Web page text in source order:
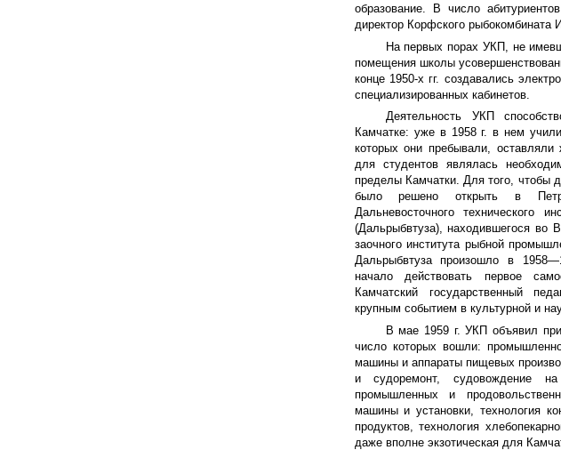
образование. В число
директор Корфского рыбокомбината
На первых порах УКП, не
помещения школы
конце 1950-х гг. создавались
специализированных кабинетов.
Деятельность УКП
Камчатке: уже в 1958 г. в нем
которых они пребывали,
для студентов являлась
пределы Камчатки. Для того, чтобы
было решено открыть в
Дальневосточного технического
(Дальрыбвтуза), находившегося во
заочного института рыбной
Дальрыбвтуза произошло в
начало действовать первое
Камчатский государственный
крупным событием в культурной и
В мае 1959 г. УКП объявил
число которых вошли:
машины и аппараты пищевых
и судоремонт, судовождение
промышленных и
машины и установки, технология
продуктов, технология
даже вполне экзотическая для